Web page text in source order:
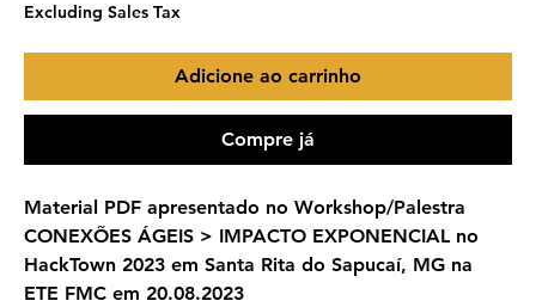
Excluding Sales Tax
Adicione ao carrinho
Compre já
Material PDF apresentado no Workshop/Palestra
CONEXÕES ÁGEIS > IMPACTO EXPONENCIAL no
HackTown 2023 em Santa Rita do Sapucaí, MG na
ETE FMC em 20.08.2023